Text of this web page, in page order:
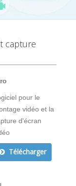
capture
pour le
vidéo et la
d'écran
Télécharger